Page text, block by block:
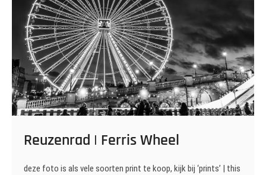
Reuzenrad | Ferris Wheel
deze foto is als vele soorten print te koop, kijk bij ‘prints’ | this